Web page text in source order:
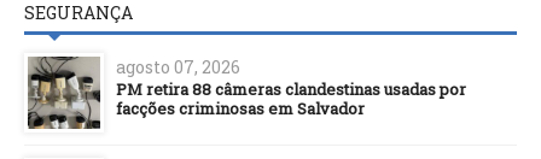
SEGURANÇA
agosto 07, 2026
PM retira 88 câmeras clandestinas usadas por
facções criminosas em Salvador